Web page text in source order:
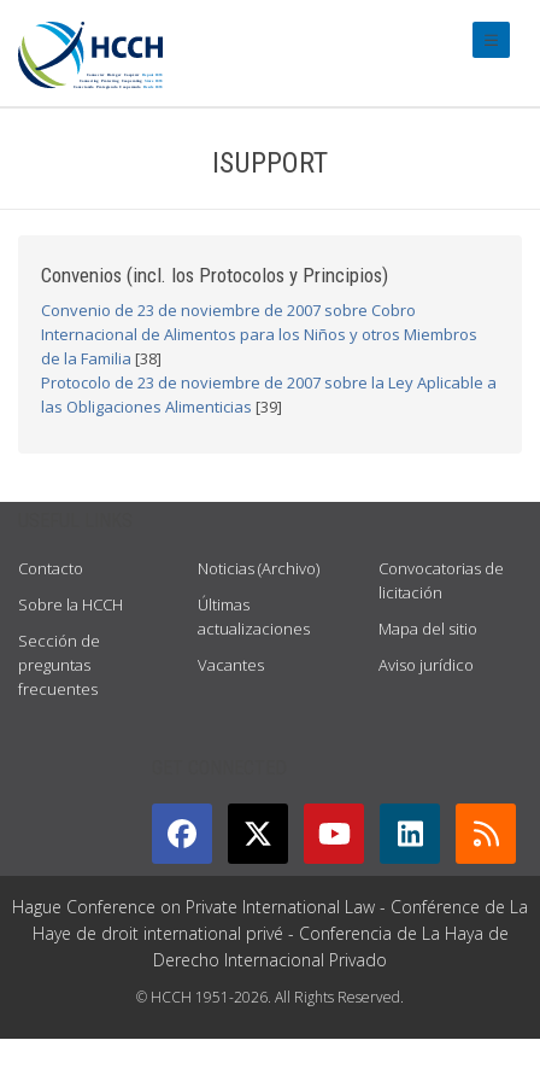
ISUPPORT
Convenios (incl. los Protocolos y Principios)
Convenio de 23 de noviembre de 2007 sobre Cobro
Internacional de Alimentos para los Niños y otros Miembros
de la Familia [38]
Protocolo de 23 de noviembre de 2007 sobre la Ley Aplicable a
las Obligaciones Alimenticias [39]
Contacto
Sobre la HCCH
Sección de
preguntas
frecuentes
Noticias (Archivo)
Últimas
actualizaciones
Vacantes
Convocatorias de
licitación
Mapa del sitio
Aviso jurídico
Hague Conference on Private International Law - Conférence de La
Haye de droit international privé - Conferencia de La Haya de
Derecho Internacional Privado
© HCCH 1951-2026. All Rights Reserved.